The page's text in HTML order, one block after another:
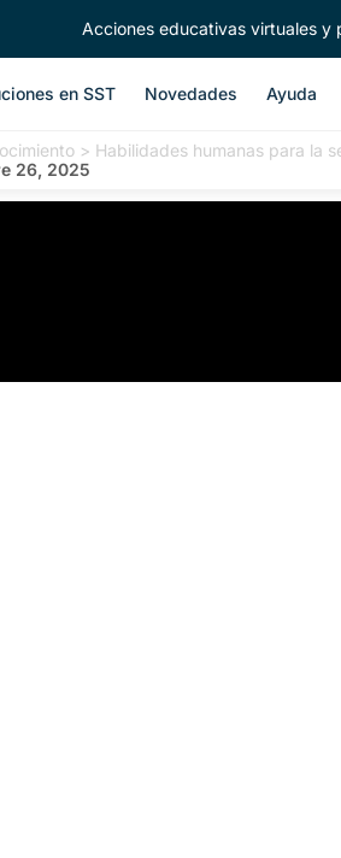
Acciones educativas virtuales y
en SST Novedades Ayuda
> Habilidades humanas para la
26, 2025